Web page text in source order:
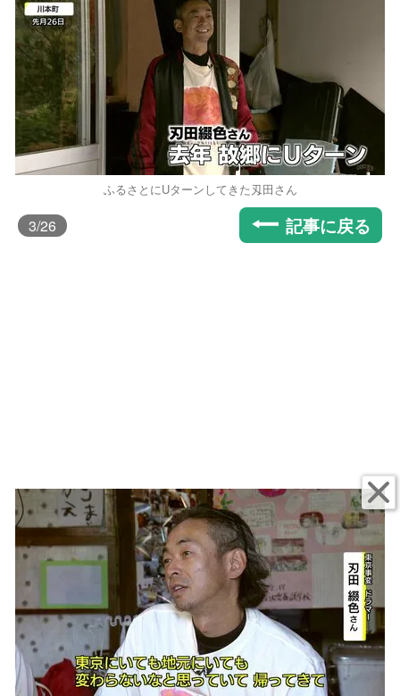
ふるさとにUターンしてきた刄田さん
3/26 記事に戻る